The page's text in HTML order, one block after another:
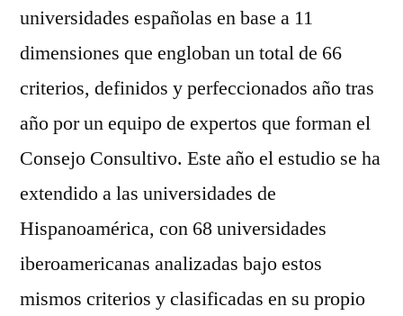
universidades españolas en base a 11
dimensiones que engloban un total de 66
criterios, definidos y perfeccionados año tras
año por un equipo de expertos que forman el
Consejo Consultivo. Este año el estudio se ha
extendido a las universidades de
Hispanoamérica, con 68 universidades
iberoamericanas analizadas bajo estos
mismos criterios y clasificadas en su propio